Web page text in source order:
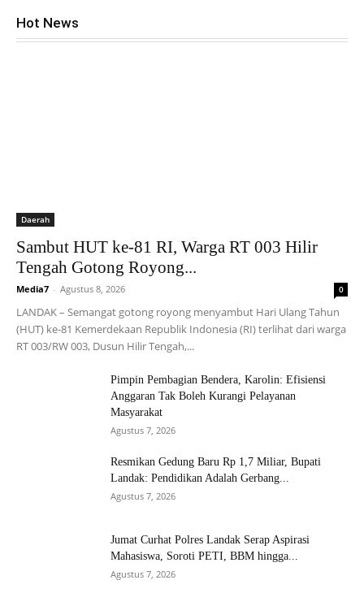
Hot News
Daerah
Sambut HUT ke-81 RI, Warga RT 003 Hilir
Tengah Gotong Royong...
Media7 - Agustus 8, 2026 0
LANDAK – Semangat gotong royong menyambut Hari Ulang Tahun
(HUT) ke-81 Kemerdekaan Republik Indonesia (RI) terlihat dari warga
RT 003/RW 003, Dusun Hilir Tengah,...
Pimpin Pembagian Bendera, Karolin: Efisiensi
Anggaran Tak Boleh Kurangi Pelayanan
Masyarakat
Agustus 7, 2026
Resmikan Gedung Baru Rp 1,7 Miliar, Bupati
Landak: Pendidikan Adalah Gerbang...
Agustus 7, 2026
Jumat Curhat Polres Landak Serap Aspirasi
Mahasiswa, Soroti PETI, BBM hingga...
Agustus 7, 2026